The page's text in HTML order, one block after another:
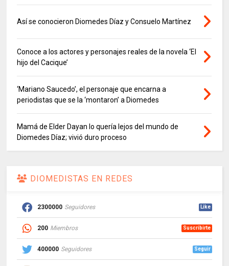
Así se conocieron Diomedes Díaz y Consuelo Martínez
Conoce a los actores y personajes reales de la novela ‘El
hijo del Cacique’
‘Mariano Saucedo’, el personaje que encarna a
periodistas que se la ‘montaron’ a Diomedes
Mamá de Elder Dayan lo quería lejos del mundo de
Diomedes Díaz; vivió duro proceso
DIOMEDISTAS EN REDES
2300000 Seguidores Like
200 Miembros Suscribirte
400000 Seguidores Seguir